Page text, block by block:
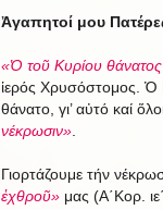
Ἀγαπητοί μου
«Ὁ τοῦ Κυρίου
ἱερός Χρυσόστομος. Ὁ
θάνατο, γι’ αὐτό καί
νέκρωσιν».
Γιορτάζουμε τήν
ἐχθροῦ»μας (Α΄Κορ.